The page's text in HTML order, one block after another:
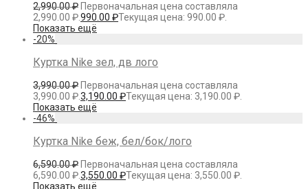
2,990.00₽ Первоначальная цена составляла
2,990.00 ₽.990.00 ₽Текущая цена: 990.00 ₽.
Показать ещё
-20%
Куртка Nike зел, дв лого
3,990.00₽ Первоначальная цена составляла
3,990.00 ₽.3,190.00 ₽Текущая цена: 3,190.00 ₽.
Показать ещё
-46%
Куртка Nike беж, бел/бок/лого
6,590.00₽ Первоначальная цена составляла
6,590.00 ₽.3,550.00 ₽Текущая цена: 3,550.00 ₽.
Показать ещё